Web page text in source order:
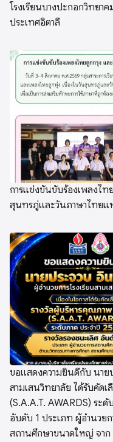
โรงเรียนบางปะกอกวิทยา
ประเทศอิตาลี
การแข่งขันขับร้องเพลงไ
สุนทรภู่และวันภาษาไทยแ
ขอแสดงความยินดีกับ นาย
สามเสนวิทยาลัย ได้รับคัด
(S.A.A.T. AWARDS) ระดั
อับดับ 1 ประเภท ผู้อำนวย
สถานศึกษาขนาดใหญ่ จาก